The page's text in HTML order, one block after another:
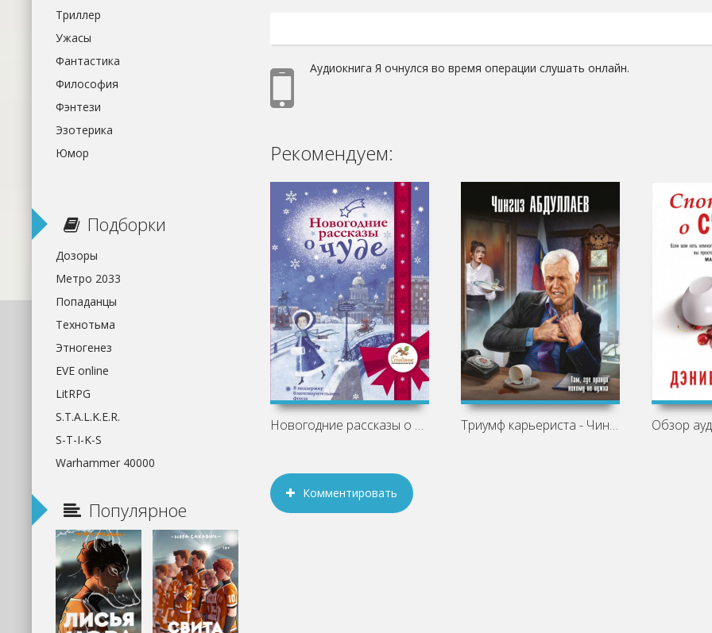
Аудиокнига Я очнулся во время операции слушать онлайн.
Рекомендуем:
Новогодние рассказы о чуде Триумф карьериста - Чингиз Абдуллаев
Комментировать
Триллер
Ужасы
Фантастика
Философия
Фэнтези
Эзотерика
Юмор
Подборки
Дозоры
Метро 2033
Попаданцы
Технотьма
Этногенез
EVE online
LitRPG
S.T.A.L.K.E.R.
S-T-I-K-S
Warhammer 40000
Популярное